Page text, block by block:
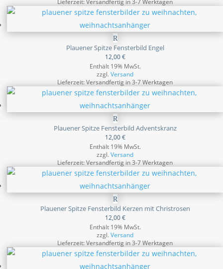
Lieferzeit: Versandfertig in 3-7 Werktagen
Plauener Spitze Fensterbild Engel
12,00€
Enthält 19% MwSt.
zzgl.Versand
Lieferzeit: Versandfertig in 3-7 Werktagen
Plauener Spitze Fensterbild Adventskranz
12,00€
Enthält 19% MwSt.
zzgl.Versand
Lieferzeit: Versandfertig in 3-7 Werktagen
Plauener Spitze Fensterbild Kerzen mit Christrosen
12,00€
Enthält 19% MwSt.
zzgl.Versand
Lieferzeit: Versandfertig in 3-7 Werktagen